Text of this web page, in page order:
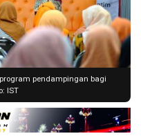
pendampingan bagi
IST